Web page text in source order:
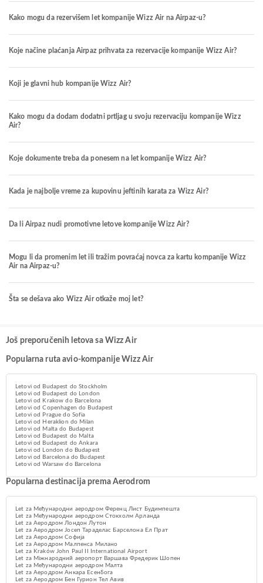
Kako mogu da rezervišem let kompanije Wizz Air na Airpaz-u?
Koje načine plaćanja Airpaz prihvata za rezervacije kompanije Wizz Air?
Koji je glavni hub kompanije Wizz Air?
Kako mogu da dodam dodatni prtljag u svoju rezervaciju kompanije Wizz
Air?
Koje dokumente treba da ponesem na let kompanije Wizz Air?
Kada je najbolje vreme za kupovinu jeftinih karata za Wizz Air?
Da li Airpaz nudi promotivne letove kompanije Wizz Air?
Mogu li da promenim let ili tražim povraćaj novca za kartu kompanije Wizz
Air na Airpaz-u?
Šta se dešava ako Wizz Air otkaže moj let?
Još preporučenih letova sa Wizz Air
Popularna ruta avio-kompanije Wizz Air
Letovi od Budapest do Stockholm
Letovi od Budapest do London
Letovi od Krakow do Barcelona
Letovi od Copenhagen do Budapest
Letovi od Prague do Sofia
Letovi od Heraklion do Milan
Letovi od Malta do Budapest
Letovi od Budapest do Malta
Letovi od Budapest do Ankara
Letovi od London do Budapest
Letovi od Barcelona do Budapest
Letovi od Warsaw do Barcelona
Popularna destinacija prema Aerodrom
Let za Међународни аеродром Ференц Лист Будимпешта
Let za Међународни аеродром Стокхолм Арланда
Let za Аеродром Лондон Лутон
Let za Аеродром Јосеп Тараделас Барселона Ел Прат
Let za Аеродром Софија
Let za Аеродром Малпенса Милано
Let za Kraków John Paul II International Airport
Let za Міжнародний aеропорт Варшава Фредерик Шопен
Let za Међународни аеродром Малта
Let za Аеродром Анкара Есенбога
Let za Аеродром Бен Гурион Тел Авив